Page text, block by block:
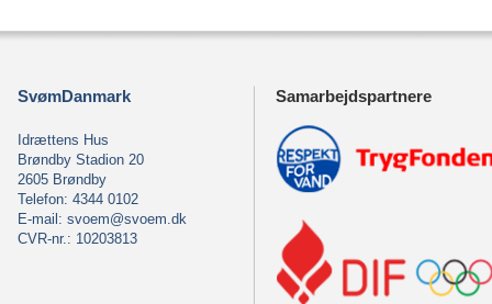
SvømDanmark
Idrættens Hus
Brøndby Stadion 20
2605 Brøndby
Telefon: 4344 0102
E-mail: svoem@svoem.dk
CVR-nr.: 10203813
Samarbejdspartnere